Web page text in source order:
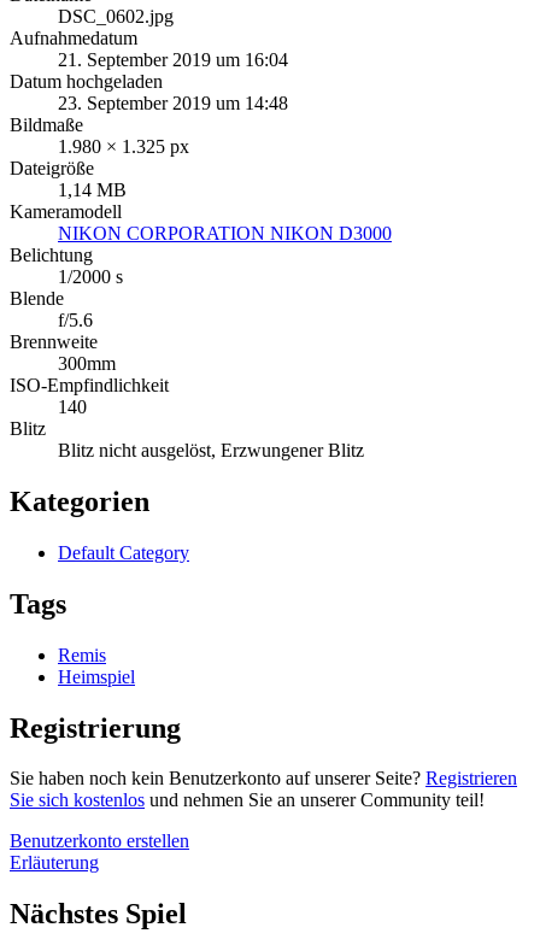
DSC_0602.jpg
Aufnahmedatum
21. September 2019 um 16:04
Datum hochgeladen
23. September 2019 um 14:48
Bildmaße
1.980 × 1.325 px
Dateigröße
1,14 MB
Kameramodell
NIKON CORPORATION NIKON D3000
Belichtung
1/2000 s
Blende
f/5.6
Brennweite
300mm
ISO-Empfindlichkeit
140
Blitz
Blitz nicht ausgelöst, Erzwungener Blitz
Kategorien
Default Category
Tags
Remis
Heimspiel
Registrierung
Sie haben noch kein Benutzerkonto auf unserer Seite? Registrieren
Sie sich kostenlos und nehmen Sie an unserer Community teil!
Benutzerkonto erstellen
Erläuterung
Nächstes Spiel